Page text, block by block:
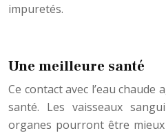
impuretés.
Une meilleure santé
Ce contact avec l’eau
santé. Les vaisseaux
organes pourront être